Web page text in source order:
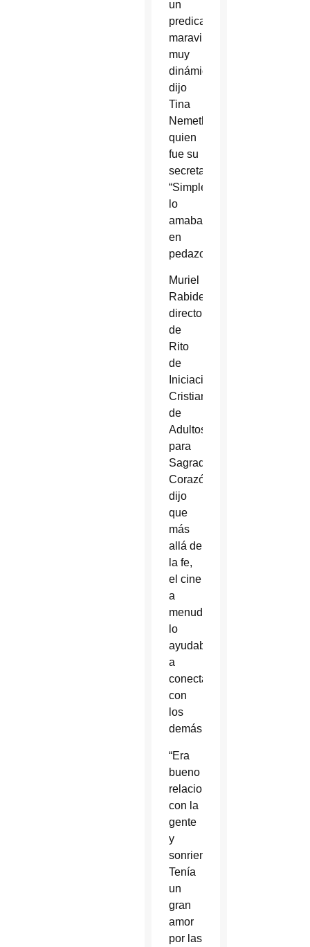
un
predicador
maravilloso,
muy
dinámico”,
dijo
Tina
Nemeth,
quien
fue su
secretaria.
“Simplemente
lo
amaba
en
pedazos”.
Muriel
Rabideau,
directora
de
Rito
de
Iniciación
Cristiana
de
Adultos
para
Sagrado
Corazón,
dijo
que
más
allá de
la fe,
el cine
a
menudo
lo
ayudaba
a
conectarse
con
los
demás.
“Era
bueno
relacionándose
con la
gente
y
sonriendo.
Tenía
un
gran
amor
por las